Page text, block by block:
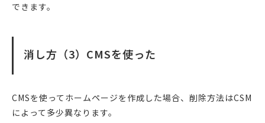
できます。
消し方（3）CMSを使った
CMSを使ってホームページを作成した場合、削除方法はCSM
によって多少異なります。